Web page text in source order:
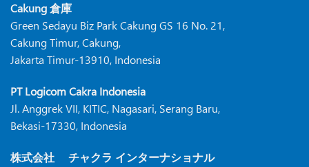
Cakung 倉庫
Green Sedayu Biz Park Cakung GS 16 No. 21,
Cakung Timur, Cakung,
Jakarta Timur-13910, Indonesia
PT Logicom Cakra Indonesia
Jl. Anggrek VII, KITIC, Nagasari, Serang Baru,
Bekasi-17330, Indonesia
株式会社 チャクラ インターナショナル